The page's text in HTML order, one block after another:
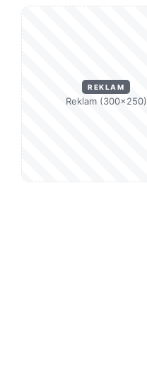
REKLAM
Reklam (300×250)